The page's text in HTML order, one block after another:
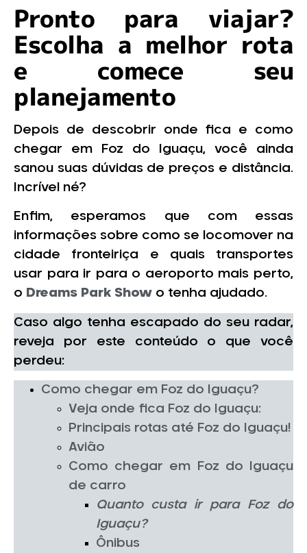
Pronto para viajar?
Escolha a melhor rota
e comece seu
planejamento
Depois de descobrir onde fica e como
chegar em Foz do Iguaçu, você ainda
sanou suas dúvidas de preços e distância.
Incrível né?
Enfim, esperamos que com essas
informações sobre como se locomover na
cidade fronteiriça e quais transportes
usar para ir para o aeroporto mais perto,
o Dreams Park Show o tenha ajudado.
Caso algo tenha escapado do seu radar,
reveja por este conteúdo o que você
perdeu:
Como chegar em Foz do Iguaçu?
Veja onde fica Foz do Iguaçu:
Principais rotas até Foz do Iguaçu!
Avião
Como chegar em Foz do Iguaçu
de carro
Quanto custa ir para Foz do
Iguaçu?
Ônibus